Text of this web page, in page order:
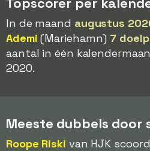
In de maand augustus
Ademi (Mariehamn) 7
aantal in één
2020.
Meeste dubbels door
Roope Riski van HJK